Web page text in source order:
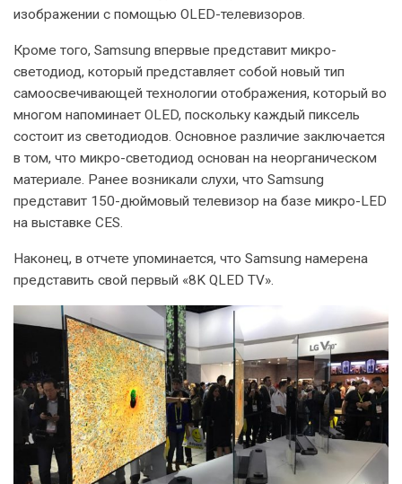
изображении с помощью OLED-телевизоров.
Кроме того, Samsung впервые представит микро-
светодиод, который представляет собой новый тип
самоосвечивающей технологии отображения, который во
многом напоминает OLED, поскольку каждый пиксель
состоит из светодиодов. Основное различие заключается
в том, что микро-светодиод основан на неорганическом
материале. Ранее возникали слухи, что Samsung
представит 150-дюймовый телевизор на базе микро-LED
на выставке CES.
Наконец, в отчете упоминается, что Samsung намерена
представить свой первый «8K QLED TV».